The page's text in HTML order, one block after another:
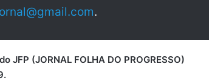
.
(JORNAL FOLHA DO PROGRESSO)